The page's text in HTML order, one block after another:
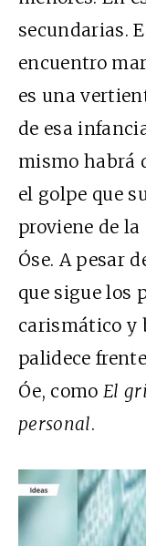
secundarias.
encuentro
es una
de esa
mismo habrá
el golpe que
proviene de la
Óse. A pesar
que sigue los
carismático y
palidece
Óe, comoEl
personal.